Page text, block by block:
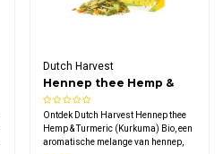
Dutch Harvest
Hennep thee Hemp &
Turmeric (Kurkuma) Bio
Ontdek Dutch Harvest Hennep thee
Hemp & Turmeric (Kurkuma) Bio, een
aromatische melange van hennep,